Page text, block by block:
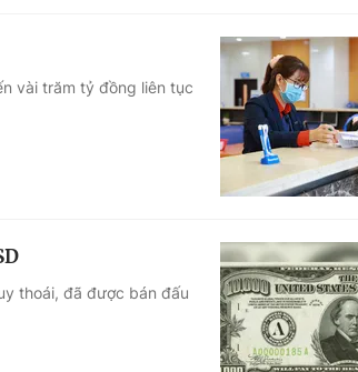
vài trăm tỷ đồng liên tục
thoái, đã được bán đấu